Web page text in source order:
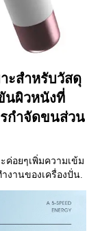
ะสำหรับวัสดุ
นผิวหนังที่
กำจัดขนส่วน
อยๆเพิ่มความเข้ม
งานของเครื่องปั่น.